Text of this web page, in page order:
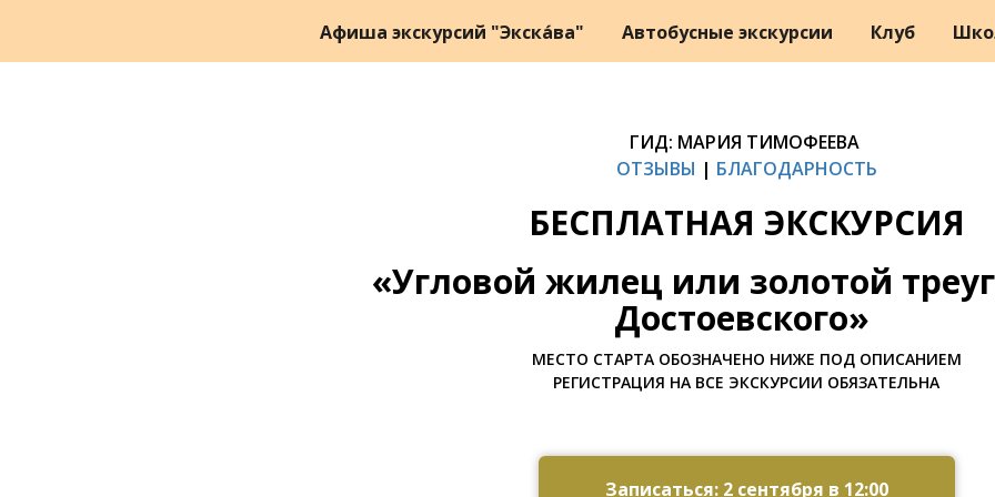
Афиша экскурсий "Экска́ва" Автобусные экскурсии Клуб
ГИД: МАРИЯ ТИМОФЕЕВА
ОТЗЫВЫ | БЛАГОДАРНОСТЬ
БЕСПЛАТНАЯ ЭКСКУРСИЯ
«Угловой жилец или золотой
Достоевского»
МЕСТО СТАРТА ОБОЗНАЧЕНО НИЖЕ ПОД ОПИСАНИЕМ
РЕГИСТРАЦИЯ НА ВСЕ ЭКСКУРСИИ ОБЯЗАТЕЛЬНА
Записаться: 2 сентября в 12:00